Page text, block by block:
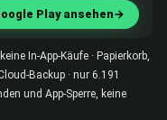
Play ansehen→
In-App-Käufe · Papierkorb,
Backup · nur 6.191
und App-Sperre, keine